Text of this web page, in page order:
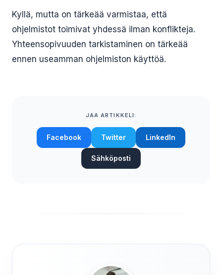
Kyllä, mutta on tärkeää varmistaa, että
ohjelmistot toimivat yhdessä ilman konflikteja.
Yhteensopivuuden tarkistaminen on tärkeää
ennen useamman ohjelmiston käyttöä.
JAA ARTIKKELI:
Facebook Twitter LinkedIn
Sähköposti